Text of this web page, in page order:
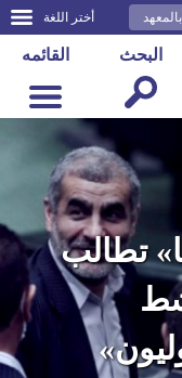
أختر اللغة
القائمه البحث
تطالب